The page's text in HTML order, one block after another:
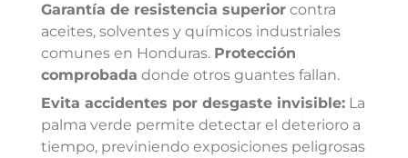
Garantía de resistencia superior contra
aceites, solventes y químicos industriales
comunes en Honduras. Protección
comprobada donde otros guantes fallan.
Evita accidentes por desgaste invisible: La
palma verde permite detectar el deterioro a
tiempo, previniendo exposiciones peligrosas